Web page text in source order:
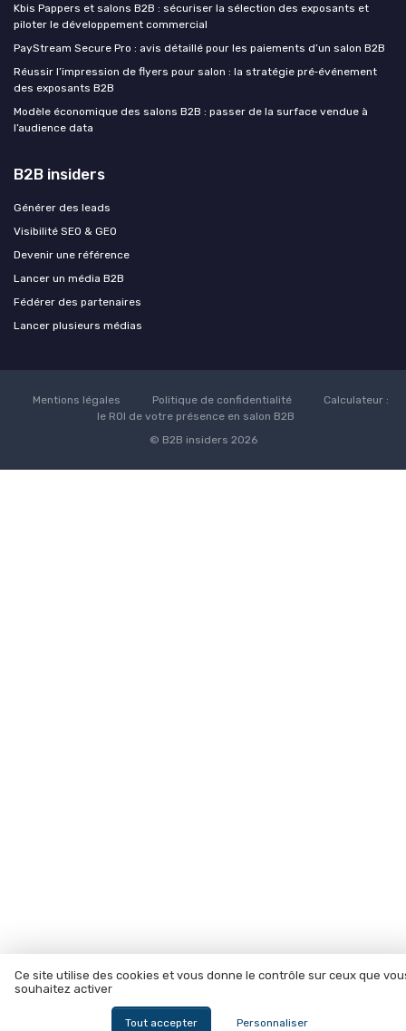
Kbis Pappers et salons B2B : sécuriser la sélection des exposants et
piloter le développement commercial
PayStream Secure Pro : avis détaillé pour les paiements d’un salon B2B
Réussir l’impression de flyers pour salon : la stratégie pré‑événement
des exposants B2B
Modèle économique des salons B2B : passer de la surface vendue à
l’audience data
B2B insiders
Générer des leads
Visibilité SEO & GEO
Devenir une référence
Lancer un média B2B
Fédérer des partenaires
Lancer plusieurs médias
Mentions légales Politique de confidentialité
Calculateur :
le ROI de votre présence en salon B2B
© B2B insiders 2026
Ce site utilise des cookies et vous donne le contrôle sur ceux que
souhaitez activer
Tout accepter Personnaliser